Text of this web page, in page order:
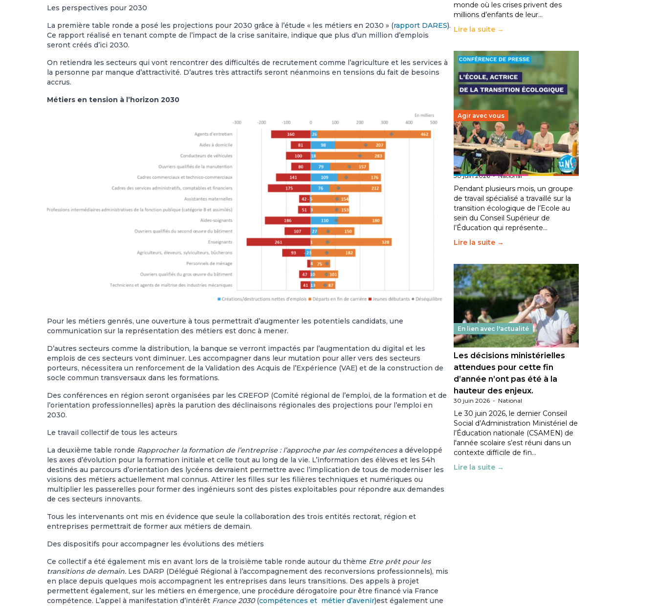
Les perspectives pour 2030
La première table ronde a posé les projections pour 2030 grâce à l’étude « les métiers en 2030 » (rapport DARES).
Ce rapport réalisé en tenant compte de l’impact de la crise sanitaire, indique que plus d’un million d’emplois
seront créés d’ici 2030.
On retiendra les secteurs qui vont rencontrer des difficultés de recrutement comme l’agriculture et les services à
la personne par manque d’attractivité. D’autres très attractifs seront néanmoins en tensions du fait de besoins
accrus.
Métiers en tension à l’horizon 2030
Pour les métiers genrés, une ouverture à tous permettrait d’augmenter les potentiels candidats, une
communication sur la représentation des métiers est donc à mener.
D’autres secteurs comme la distribution, la banque se verront impactés par l’augmentation du digital et les
emplois de ces secteurs vont diminuer. Les accompagner dans leur mutation pour aller vers des secteurs
porteurs, nécessitera un renforcement de la Validation des Acquis de l’Expérience (VAE) et de la construction de
socle commun transversaux dans les formations.
Des conférences en région seront organisées par les CREFOP (Comité régional de l’emploi, de la formation et de
l’orientation professionnelles) après la parution des déclinaisons régionales des projections pour l’emploi en
2030.
Le travail collectif de tous les acteurs
La deuxième table ronde Rapprocher la formation de l’entreprise : l’approche par les compétencesa développé
les axes d’évolution pour la formation initiale et celle tout au long de la vie. L’information des élèves et les 54h
destinés au parcours d’orientation des lycéens devraient permettre avec l’implication de tous de moderniser les
visions des métiers actuellement mal connus. Attirer les filles sur les filières techniques et numériques ou
multiplier les passerelles pour former des ingénieurs sont des pistes exploitables pour répondre aux demandes
de ces secteurs innovants.
Tous les intervenants ont mis en évidence que seule la collaboration des trois entités rectorat, région et
entreprises permettrait de former aux métiers de demain.
Des dispositifs pour accompagner les évolutions des métiers
Ce collectif a été également mis en avant lors de la troisième table ronde autour du thème Etre prêt pour les
transitions de demain. Les DARP (Délégué Régional à l’accompagnement des reconversions professionnels), mis
en place depuis quelques mois accompagnent les entreprises dans leurs transitions. Des appels à projet
permettent également, sur les métiers en émergence, une procédure dérogatoire pour être financé via France
compétence. L’appel à manifestation d’intérêt France 2030(compétences et métier d’avenir)est également une
monde où les crises privent des
millions d’enfants de leur…
Lire la suite →
Agir avec vous
Transition écologique de
l’éducation : l’UNSA Éducation
fait bouger les lignes
30 juin 2026-National
Pendant plusieurs mois, un groupe
de travail spécialisé a travaillé sur la
transition écologique de l’Ecole au
sein du Conseil Supérieur de
l’Éducation qui représente…
Lire la suite →
En lien avec l'actualité
Les décisions ministérielles
attendues pour cette fin
d’année n’ont pas été à la
hauteur des enjeux.
30 juin 2026 - National
Le 30 juin 2026, le dernier Conseil
Social d’Administration Ministériel de
l’Éducation nationale (CSAMEN) de
l'année scolaire s’est réuni dans un
contexte difficile de fin…
Lire la suite →